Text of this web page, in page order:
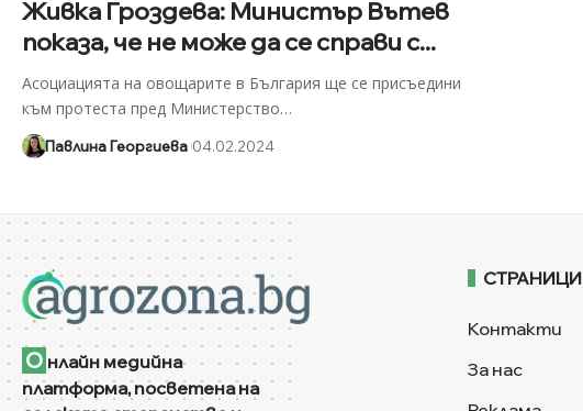
Живка Гроздева: Министър Вътев
показа, че не може да се справи с...
Асоциацията на овощарите в България ще се присъедини
към протеста пред Министерство…
Павлина Георгиева 04.02.2024
О нлайн медийна
платформа, посветена на
СТРАНИЦИ
Контакти
За нас